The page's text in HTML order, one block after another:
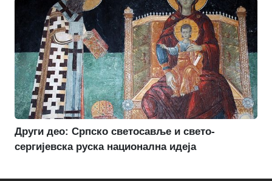
Други део: Српско светосавље и свето-
сергијевска руска национална идеја